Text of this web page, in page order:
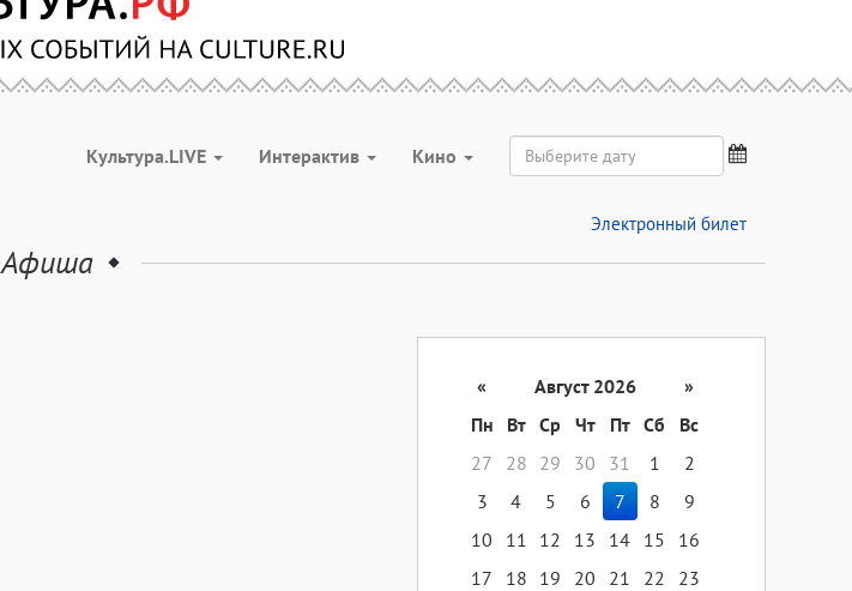
Культура.LIVE Интерактив Кино
Электронный билет
Афиша
« Август 2026
»
Пн
Вт Ср Чт Пт Сб
Вс
27
28 29 30 31 1
2
3
4 5 6 7 8
9
10
11 12 13 14 15
16
17
18 19 20 21 22
23